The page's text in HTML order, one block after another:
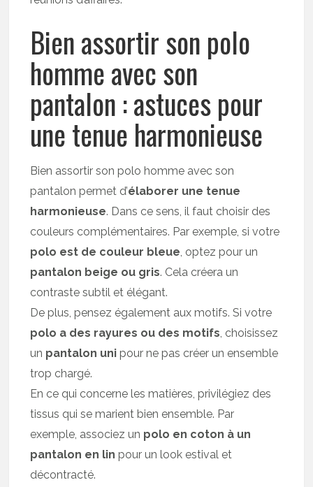
Bien assortir son polo
homme avec son
pantalon : astuces pour
une tenue harmonieuse
Bien assortir son polo homme avec son
pantalon permet d’élaborer une tenue
harmonieuse. Dans ce sens, il faut choisir des
couleurs complémentaires. Par exemple, si votre
polo est de couleur bleue , optez pour un
pantalon beige ou gris. Cela créera un
contraste subtil et élégant.
De plus, pensez également aux motifs. Si votre
polo a des rayures ou des motifs , choisissez
un pantalon uni pour ne pas créer un ensemble
trop chargé.
En ce qui concerne les matières, privilégiez des
tissus qui se marient bien ensemble. Par
exemple, associez un polo en coton à un
pantalon en lin pour un look estival et
décontracté.